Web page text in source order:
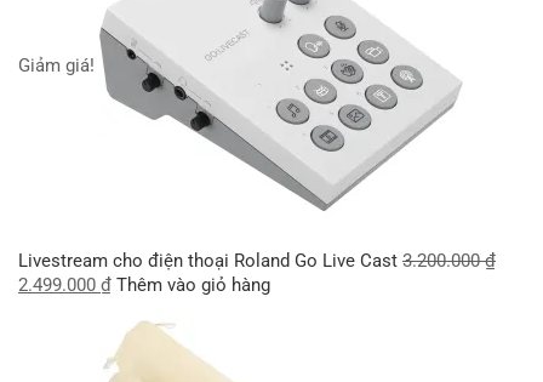
Giảm giá!
Livestream cho điện thoại Roland Go Live Cast 3.200.000₫
2.499.000 ₫ Thêm vào giỏ hàng